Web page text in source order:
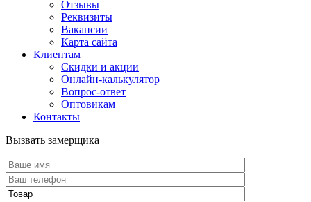
Отзывы
Реквизиты
Вакансии
Карта сайта
Клиентам
Скидки и акции
Онлайн-калькулятор
Вопрос-ответ
Оптовикам
Контакты
Вызвать замерщика